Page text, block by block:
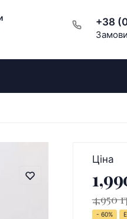
+38
Ціна
4,950
- 60%